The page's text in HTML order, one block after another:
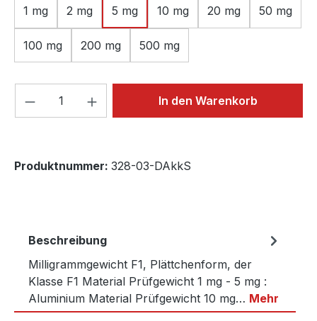
1 mg 2 mg 5 mg 10 mg 20 mg 50 mg
100 mg 200 mg 500 mg
Produkt Anzahl: Gib denIn den Warenkorb
Produktnummer: 328-03-DAkkS
Beschreibung
Milligrammgewicht F1, Plättchenform, der
Klasse F1 Material Prüfgewicht 1 mg - 5 mg :
Aluminium Material Prüfgewicht 10 mg… Mehr